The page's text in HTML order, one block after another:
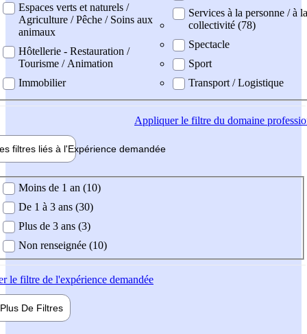
Espaces verts et naturels /
Agriculture / Pêche / Soins aux
animaux
Hôtellerie - Restauration /
Tourisme / Animation
Immobilier
Services à la personne / à la
collectivité (78)
Spectacle
Sport
Transport / Logistique
Appliquerle filtre du domaine
filtres liés à l'Expérience demandée
demandée
Moins de 1 an (10)
De 1 à 3 ans (30)
Plus de 3 ans (3)
Non renseignée (10)
le filtre de l'expérience demandée
Plus De Filtres